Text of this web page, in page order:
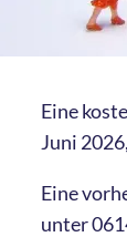
Eine
Juni
Eine
unter